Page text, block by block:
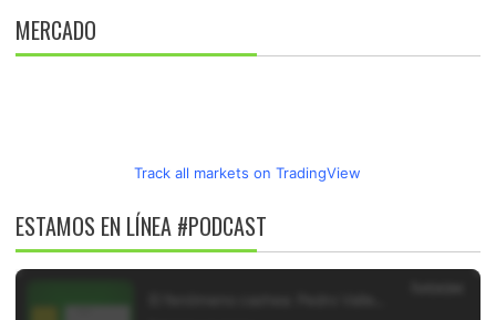
MERCADO
Track all markets on TradingView
ESTAMOS EN LÍNEA #PODCAST